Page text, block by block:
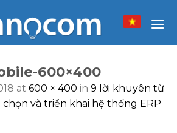
600×400
at 600 × 400 in 9 lời khuyên từ
và triển khai hệ thống ERP